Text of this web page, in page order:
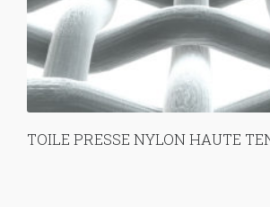
TOILE PRESSE NYLON HAUTE